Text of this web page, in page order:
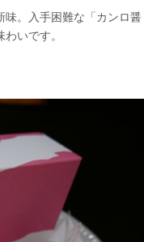
味。入手困難な「カンロ醤
いです。